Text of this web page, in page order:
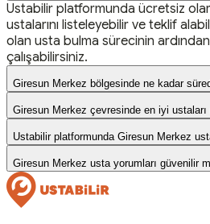
Ustabilir platformunda ücretsiz
ustalarını listeleyebilir ve teklif
olan usta bulma sürecinin
çalışabilirsiniz.
Giresun Merkez bölgesinde ne kadar
Giresun Merkez çevresinde en iyi ustaları
Ustabilir platformunda Giresun Merkez
Giresun Merkez usta yorumları güvenilir